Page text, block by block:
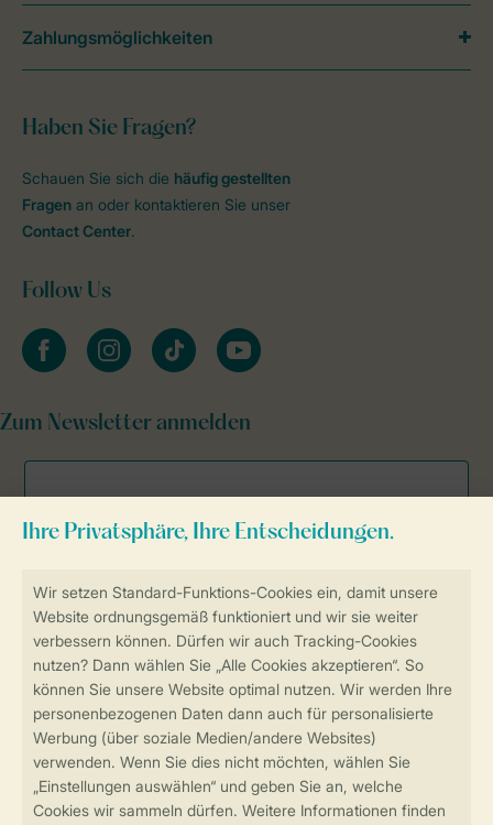
Sicherstellung Deiner Privatsphäre
Weitere Informationen und Einstellungen
Sicher und schnell zur Online-Buchung
Sichere Datenübertragung
Sicheres Bezahlen
Haben Sie Fragen?
Schauen Sie sich die häufig gestellten
Fragen an oder kontaktieren Sie unser
Contact Center.
Follow Us
facebookinstagramtiktok youtube
Zum Newsletter anmelden
Zahlungsmöglichkeiten